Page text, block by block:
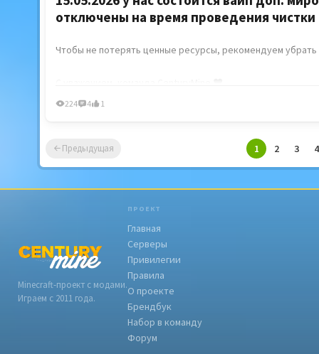
отключены на время проведения
Чтобы не потерять ценные ресурсы, рекомендуем
224 4 1
Предыдущая 1 2 3 4
Minecraft-проект с модами.
Играем с 2011 года.
ПРОЕКТ
Главная
Серверы
Привилегии
Правила
О проекте
Брендбук
Набор в команду
Форум